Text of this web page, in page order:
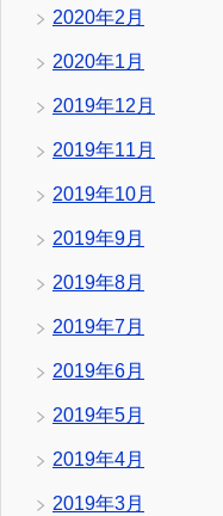
2020年2月
2020年1月
2019年12月
2019年11月
2019年10月
2019年9月
2019年8月
2019年7月
2019年6月
2019年5月
2019年4月
2019年3月